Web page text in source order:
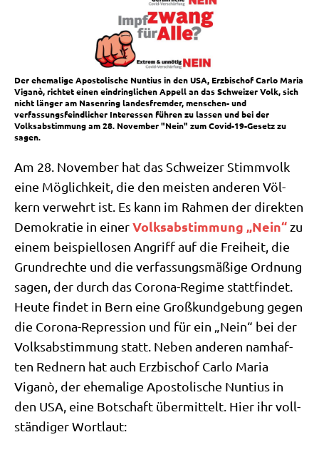
Der ehemalige Apostolische Nuntius in den USA, Erzbischof Carlo Maria
Viganò, richtet einen eindringlichen Appell an das Schweizer Volk, sich
nicht länger am Nasenring landesfremder, menschen- und
verfassungsfeindlicher Interessen führen zu lassen und bei der
Volksabstimmung am 28. November "Nein" zum Covid-19-Gesetz zu
sagen.
Am 28. Novem­ber hat das Schwei­zer Stimm­volk
eine Mög­lich­keit, die den mei­sten ande­ren Völ­
kern ver­wehrt ist. Es kann im Rah­men der direk­ten
Demo­kra­tie in einerVolks­ab­stim­mung „Nein“zu
einem bei­spiel­lo­sen Angriff auf die Frei­heit, die
Grund­rech­te und die ver­fas­sungs­mä­ßi­ge Ord­nung
sagen, der durch das Coro­na-Regime statt­fin­det.
Heu­te fin­det in Bern eine Groß­kund­ge­bung gegen
die Coro­na-Repres­si­on und für ein „Nein“ bei der
Volks­ab­stim­mung statt. Neben ande­ren nam­haf­
ten Red­nern hat auch Erz­bi­schof Car­lo Maria
Viganò, der ehe­ma­li­ge Apo­sto­li­sche Nun­ti­us in
den USA, eine Bot­schaft über­mit­telt. Hier ihr voll­
stän­di­ger Wortlaut: